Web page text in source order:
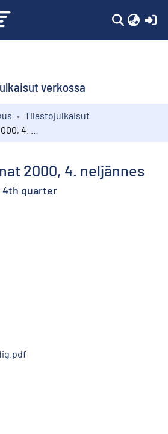
verkossa
Tilastojulkaisut
2000, 4. neljännes
4th quarter